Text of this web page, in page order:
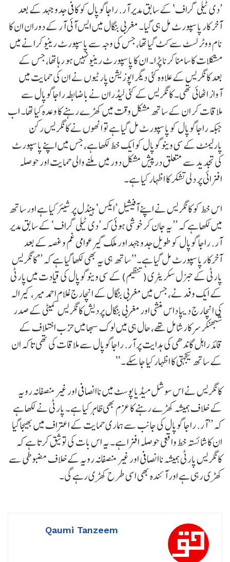
’دی ٹیلی گراف‘ کے سابق مدیر آر. راجاگوپال کو کافی جدوجہد کے بعد
آخر کار پاسپورٹ مل ہی گیا۔ مغربی بنگال میں ایس آئی آر کے دوران ان کا
نام ووٹر لسٹ سے کٹ گیا تھا، جس کی وجہ سے پاسپورٹ رینیو کرانے میں
مشکلات کا سامنا کرنا پڑا۔ ان کا پاسپورٹ رینیو نہیں ہو رہا تھا، جس کے
بعد کانگریس کے علاوہ کئی دیگر اپوزیشن پارٹیوں نے ان کی حمایت میں
آواز اٹھائی تھی۔ کانگریس کے کئی لیڈران نے باضابطہ راجاگوپال سے
ملاقات کر ان کے ساتھ مشکل وقت میں کھڑے رہنے کا وعدہ کیا تھا۔ اب
جبکہ راجاگوپال کو پاسپورٹ مل گیا ہے تو انھوں نے کانگریس رکن
پارلیمنٹ کے سی وینوگوپال کو ایک خط لکھا ہے، جس میں اپنے پاسپورٹ
کی تجدید سے متعلق درپیش مشکل دور میں ملنے والی حمایت اور حوصلہ
افزائی پر دلی تشکر کا اظہار کیا ہے۔
اس خط کو کانگریس نے اپنے آفیشیل ’ایکس‘ ہینڈل پر شیئر کیا ہے اور ساتھ
میں لکھا ہے کہ ’’یہ جان کر خوشی ہوئی کہ ’دی ٹیلی گراف‘ کے سابق مدیر
آر. راجا گوپال کو طویل جدوجہد اور ملک گیر عوامی غم و غصہ کے بعد
آخرکار پاسپورٹ مل گیا ہے۔‘‘ ساتھ ہی یہ بھی لکھا گیا ہے کہ ’’کانگریس
پارٹی کے جنرل سکریٹری (تنظیم) کے سی وینوگوپال کی قیادت میں پارٹی
کے ایک وفد نے، جس میں مغربی بنگال کے انچارج غلام احمد میر، کیرالہ
کی انچارج دیپا داس منشی اور مغربی بنگال پردیش کانگریس کمیٹی کے صدر
شبھنکر سرکار شامل تھے، حال ہی میں لوک سبھا میں حزب اختلاف کے
قائد راہل گاندھی کی ہدایت پر آر. راجاگوپال سے ملاقات کی تھی تاکہ ان
کے ساتھ یکجہتی کا اظہار کیا جا سکے۔‘‘
کانگریس نے اس سوشل میڈیا پوسٹ میں ناانصافی اور غیر منصفانہ رویہ
کے خلاف ہمیشہ کھڑے رہنے کا عزم بھی ظاہر کیا ہے۔ پارٹی نے لکھا ہے
کہ ’’آر. راجا گوپال کی جانب سے ہماری حمایت کے اعتراف میں بھیجا گیا
ان کا شائستہ خط واقعی حوصلہ افزا ہے۔ یہ اس بات کی توثیق کرتا ہے کہ
کانگریس پارٹی ہمیشہ ناانصافی اور غیر منصفانہ رویہ کے خلاف مضبوطی سے
کھڑی رہی ہے اور آئندہ بھی اسی طرح کھڑی رہے گی۔
Qaumi Tanzeem